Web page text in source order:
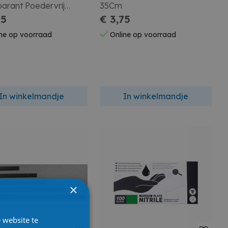
Poedervrij
op voorraad
In winkelmandje
35Cm
€ 3,75
Online op voorraad
In winkelmandje
×
website te